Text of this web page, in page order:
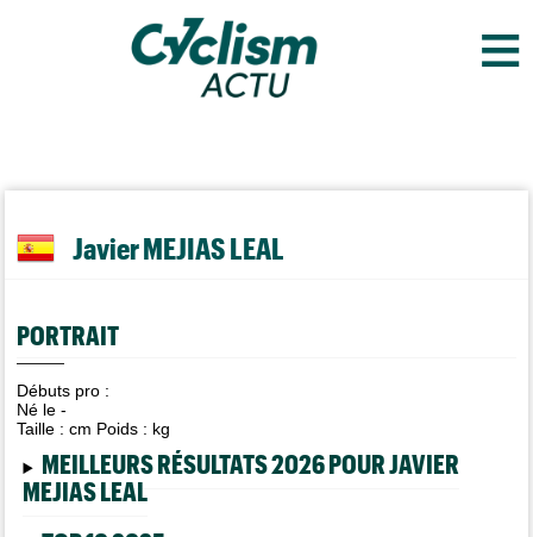
≡
Javier MEJIAS LEAL
PORTRAIT
Débuts pro :
Né le -
Taille :cm Poids : kg
MEILLEURS RÉSULTATS 2026 POUR JAVIER
MEJIAS LEAL